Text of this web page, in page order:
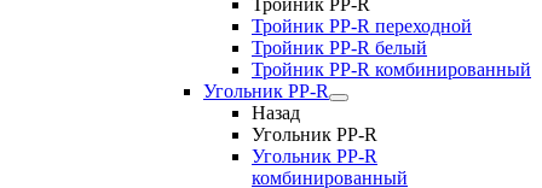
Тройник PP-R
Тройник РР-R переходной
Тройник РР-R белый
Тройник РР-R комбинированный
Угольник PP-R
Назад
Угольник PP-R
Угольник РР-R
комбинированный